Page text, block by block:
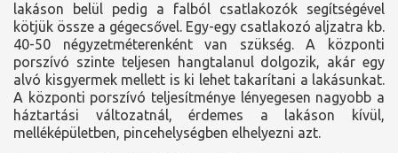
lakáson belül pedig a falból csatlakozók segítségével
kötjük össze a gégecsővel. Egy-egy csatlakozó aljzatra kb.
40-50 négyzetméterenként van szükség. A központi
porszívó szinte teljesen hangtalanul dolgozik, akár egy
alvó kisgyermek mellett is ki lehet takarítani a lakásunkat.
A központi porszívó teljesítménye lényegesen nagyobb a
háztartási változatnál, érdemes a lakáson kívül,
melléképületben, pincehelységben elhelyezni azt.